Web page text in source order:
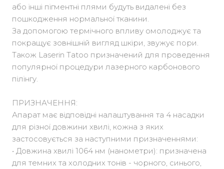
або інші пігментні плями будуть видалені без
пошкодження нормальної тканини.
За допомогою термічного впливу омолоджує та
покращує зовнішній вигляд шкіри, звужує пори.
Також Laserin Tatoo призначений для проведення
популярної процедури лазерного карбонового
пілінгу.
ПРИЗНАЧЕННЯ:
Апарат має відповідні налаштування та 4 насадки
для різної довжини хвилі, кожна з яких
застосовується за наступними призначеннями:
• Довжина хвилі 1064 нм (нанометри): призначена
для темних та холодних тонів - чорного, синього,